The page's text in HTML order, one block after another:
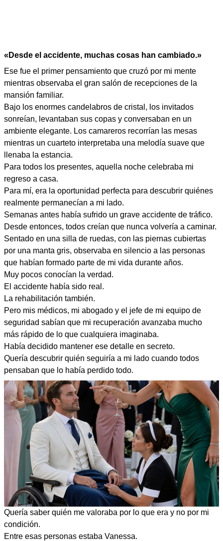
«Desde el accidente, muchas cosas han cambiado.»
Ese fue el primer pensamiento que cruzó por mi mente
mientras observaba el gran salón de recepciones de la
mansión familiar.
Bajo los enormes candelabros de cristal, los invitados
sonreían, levantaban sus copas y conversaban en un
ambiente elegante. Los camareros recorrían las mesas
mientras un cuarteto interpretaba una melodía suave que
llenaba la estancia.
Para todos los presentes, aquella noche celebraba mi
regreso a casa.
Para mí, era la oportunidad perfecta para descubrir quiénes
realmente permanecían a mi lado.
Semanas antes había sufrido un grave accidente de tráfico.
Desde entonces, todos creían que nunca volvería a caminar.
Sentado en una silla de ruedas, con las piernas cubiertas
por una manta gris, observaba en silencio a las personas
que habían formado parte de mi vida durante años.
Muy pocos conocían la verdad.
El accidente había sido real.
La rehabilitación también.
Pero mis médicos, mi abogado y el jefe de mi equipo de
seguridad sabían que mi recuperación avanzaba mucho
más rápido de lo que cualquiera imaginaba.
Había decidido mantener ese detalle en secreto.
Quería descubrir quién seguiría a mi lado cuando todos
pensaban que lo había perdido todo.
Quería saber quién me valoraba por lo que era y no por mi
condición.
Entre esas personas estaba Vanessa.